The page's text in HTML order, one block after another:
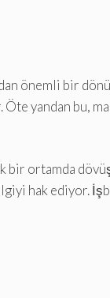
önemli bir
yandan bu,
ortamda
hak ediyor.